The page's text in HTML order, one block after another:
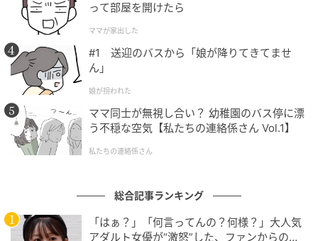
って部屋を開けたら
ママが家出した
#1 送迎のバスから「娘が降りてきてませ
ん」
娘が拐われた
ママ同士が無視し合い？ 幼稚園のバス停に漂
う不穏な空気【私たちの連絡係さん Vol.1】
私たちの連絡係さん
総合記事ランキング
「はぁ？」「何言ってんの？何様？」大人気
アダルト女優が“激怒”した、ファンからの